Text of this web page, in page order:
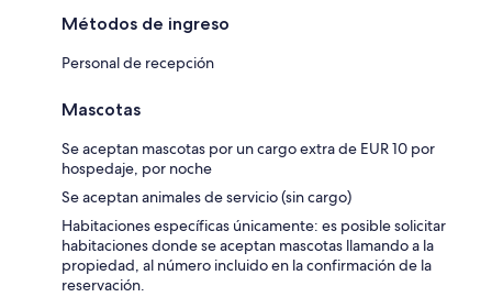
Métodos de ingreso
Personal de recepción
Mascotas
Se aceptan mascotas por un cargo extra de EUR 10 por
hospedaje, por noche
Se aceptan animales de servicio (sin cargo)
Habitaciones específicas únicamente: es posible solicitar
habitaciones donde se aceptan mascotas llamando a la
propiedad, al número incluido en la confirmación de la
reservación.